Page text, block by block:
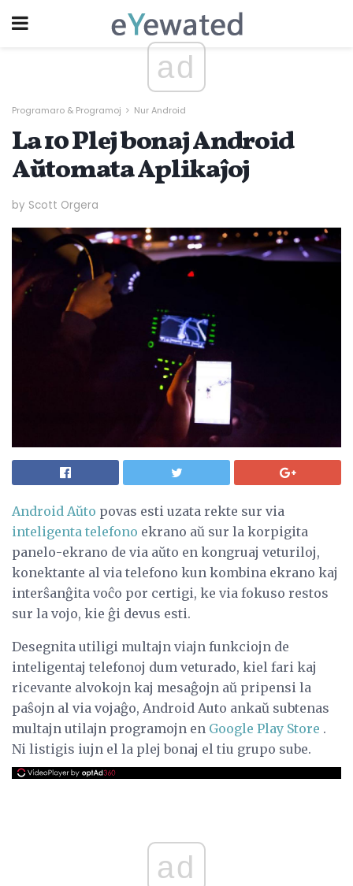
ad
Programaro & Programoj Nur Android
La 10 Plej bonaj Android
Aŭtomata Aplikaĵoj
by Scott Orgera
Android Aŭto povas esti uzata rekte sur via
inteligenta telefono ekrano aŭ sur la korpigita
panelo-ekrano de via aŭto en kongruaj veturiloj,
konektante al via telefono kun kombina ekrano kaj
interŝanĝita voĉo por certigi, ke via fokuso restos
sur la vojo, kie ĝi devus esti.
Desegnita utiligi multajn viajn funkciojn de
inteligentaj telefonoj dum veturado, kiel fari kaj
ricevante alvokojn kaj mesaĝojn aŭ pripensi la
paŝojn al via vojaĝo, Android Auto ankaŭ subtenas
multajn utilajn programojn en Google Play Store .
Ni listigis iujn el la plej bonaj el tiu grupo sube.
ad